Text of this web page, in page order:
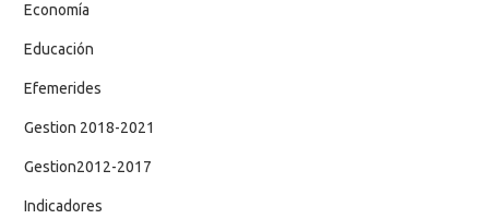
Economía
Educación
Efemerides
Gestion 2018-2021
Gestion2012-2017
Indicadores